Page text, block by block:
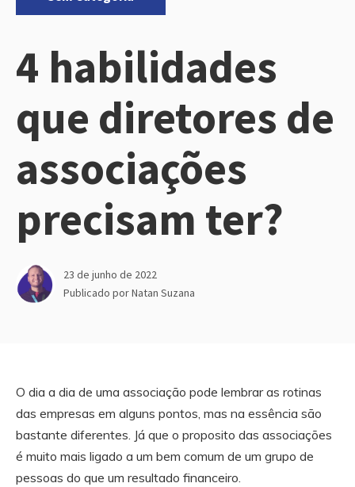
4 habilidades
que diretores de
associações
precisam ter?
23 de junho de 2022
Publicado porNatan Suzana
O dia a dia de uma associação pode lembrar as rotinas
das empresas em alguns pontos, mas na essência são
bastante diferentes. Já que o proposito das associações
é muito mais ligado a um bem comum de um grupo de
pessoas do que um resultado financeiro.